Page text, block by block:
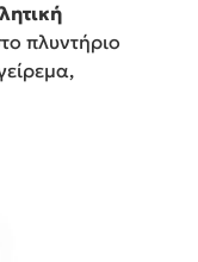
πλυντήριο